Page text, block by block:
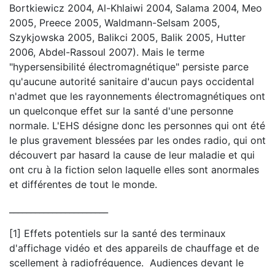
Bortkiewicz 2004, Al-Khlaiwi 2004, Salama 2004, Meo
2005, Preece 2005, Waldmann-Selsam 2005,
Szykjowska 2005, Balikci 2005, Balik 2005, Hutter
2006, Abdel-Rassoul 2007). Mais le terme
"hypersensibilité électromagnétique" persiste parce
qu'aucune autorité sanitaire d'aucun pays occidental
n'admet que les rayonnements électromagnétiques ont
un quelconque effet sur la santé d'une personne
normale. L'EHS désigne donc les personnes qui ont été
le plus gravement blessées par les ondes radio, qui ont
découvert par hasard la cause de leur maladie et qui
ont cru à la fiction selon laquelle elles sont anormales
et différentes de tout le monde.
[1] Effets potentiels sur la santé des terminaux
d'affichage vidéo et des appareils de chauffage et de
scellement à radiofréquence. Audiences devant le